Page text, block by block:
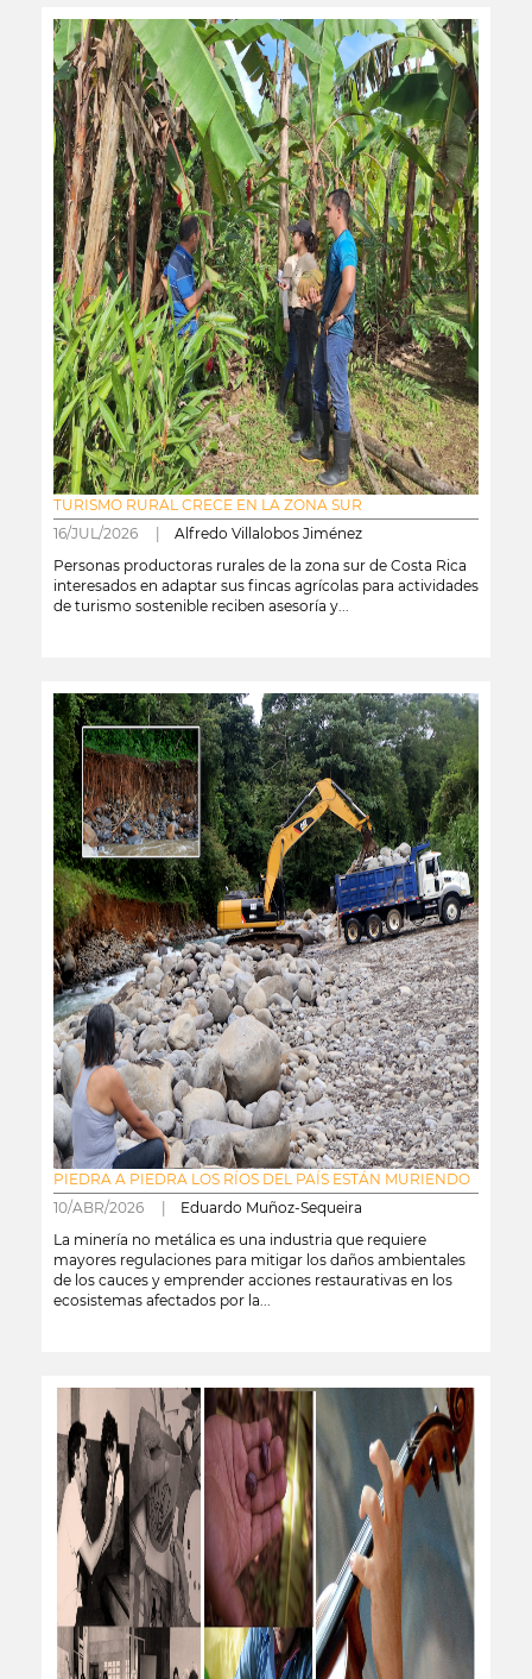
TURISMO RURAL CRECE EN LA ZONA SUR
16/JUL/2026 | Alfredo Villalobos Jiménez
Personas productoras rurales de la zona sur de Costa Rica
interesados en adaptar sus fincas agrícolas para actividades
de turismo sostenible reciben asesoría y...
PIEDRA A PIEDRA LOS RÍOS DEL PAÍS ESTÁN MURIENDO
10/ABR/2026 | Eduardo Muñoz-Sequeira
La minería no metálica es una industria que requiere
mayores regulaciones para mitigar los daños ambientales
de los cauces y emprender acciones restaurativas en los
ecosistemas afectados por la...